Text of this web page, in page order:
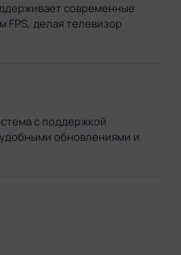
современные
FPS, делая телевизор
с поддержкой
обновлениями и